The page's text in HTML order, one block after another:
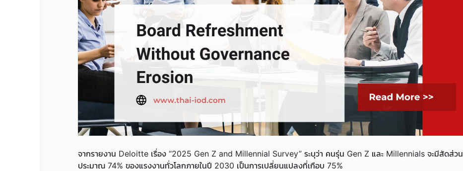
จากรายงาน Deloitte เรื่อง “2025 Gen Z and Millennial Survey” ระบุว่า คนรุ่น Gen Z และ Millennials จะมีสัดส่วน
ประมาณ 74% ของแรงงานทั่วโลกภายในปี 2030 เป็นการเปลี่ยนแปลงที่เกือบ 75%